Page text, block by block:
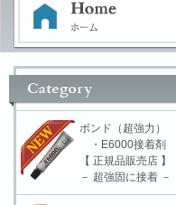
ボンド（超強力）
・E6000接着剤
【 正規品販売店 】
－ 超強固に接着 －